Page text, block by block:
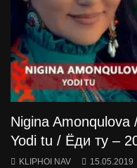
Nigina
Yodi tu / Ёди ту –
KLIPHOI NAV 15.05.2019